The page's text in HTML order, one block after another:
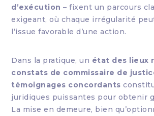
d’exécution – fixent un parcours
exigeant, où chaque irrégularité
l’issue favorable d’une action.
Dans la pratique, un état des lieux
constats de commissaire de
témoignages concordants
juridiques puissantes pour obtenir
La mise en demeure, bien